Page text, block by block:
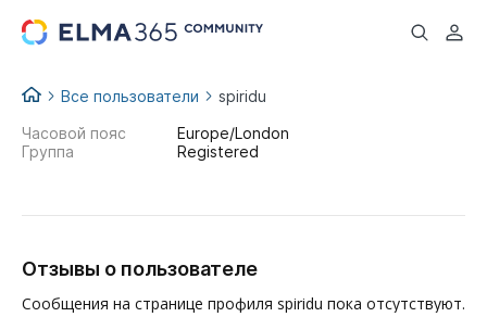
...
Все пользователи spiridu
Часовой пояс
Europe/London
Группа
Registered
Отзывы о пользователе
Сообщения на странице профиля spiridu пока отсутствуют.